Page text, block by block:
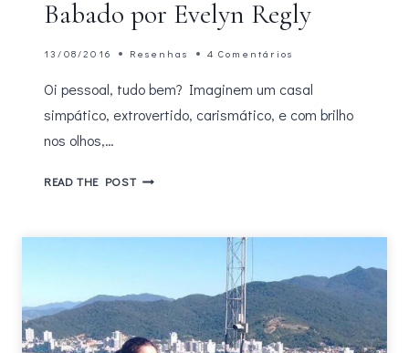
Babado por Evelyn Regly
13/08/2016 Resenhas 4 Comentários
Oi pessoal, tudo bem? Imaginem um casal
simpático, extrovertido, carismático, e com brilho
nos olhos,…
READ THE POSTBEDA
RESENHA
BABADO
POR
EVELYN